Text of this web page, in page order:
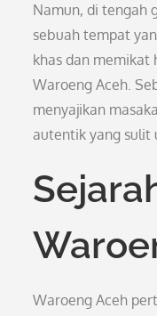
Namun, di tengah
sebuah tempat
khas dan memikat
Waroeng Aceh.
menyajikan
autentik yang sulit
Waroeng Aceh